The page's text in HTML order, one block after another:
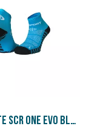
CHAUSSETTE SCR ONE EVO BLEU